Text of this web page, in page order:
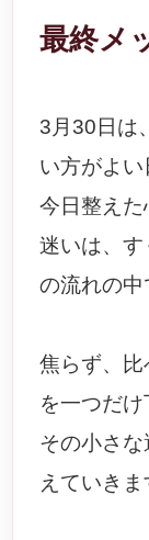
最終メ
3月30日は
い方がよい
今日整え
迷いは、
の流れの中
焦らず、比
を一つだけ
その小さ
えていきま